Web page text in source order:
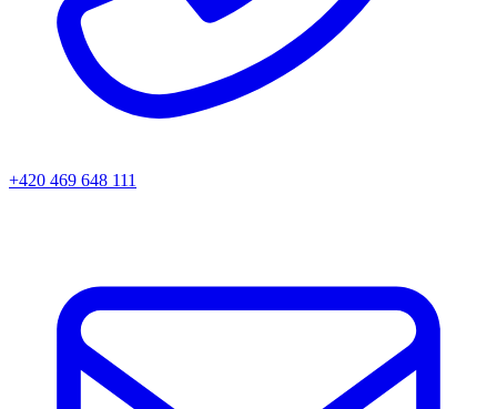
+420 469 648 111